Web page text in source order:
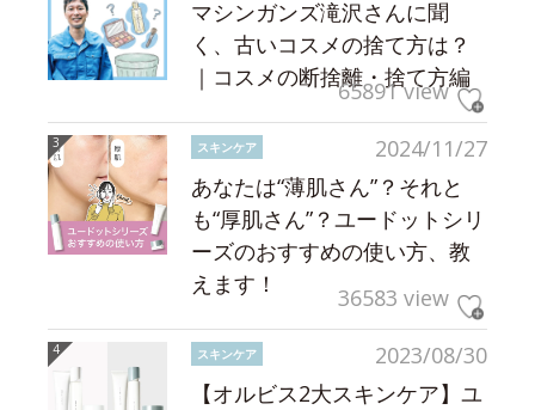
マシンガンズ滝沢さんに聞
く、古いコスメの捨て方は？
｜コスメの断捨離・捨て方編
65891 view
2024/11/27
スキンケア
あなたは“薄肌さん”？それと
も“厚肌さん”？ユードットシリ
ーズのおすすめの使い方、教
えます！
36583 view
2023/08/30
スキンケア
【オルビス2大スキンケア】ユ